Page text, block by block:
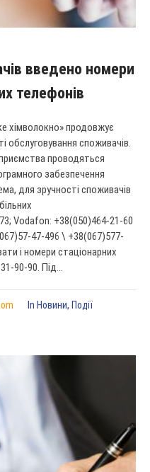
введено номери
телефонів
хімволокно» продовжує
споживачів.
проводяться
забезпечення
для зручності споживачів
Vodafon: +38(050)464-21-60
47-496 \ +38(067)577-
і номери стаціонарних
90-90. Під...
In Новини, Події